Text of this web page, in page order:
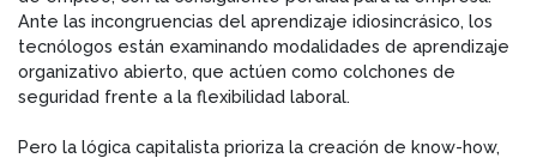
Ante las incongruencias del aprendizaje idiosincrásico, los
tecnólogos están examinando modalidades de aprendizaje
organizativo abierto, que actúen como colchones de
seguridad frente a la flexibilidad laboral.
Pero la lógica capitalista prioriza la creación de know-how,